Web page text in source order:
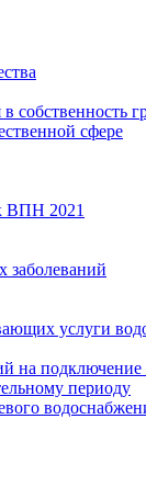
собственность
сфере
ВПН 2021
услуги
на
периоду